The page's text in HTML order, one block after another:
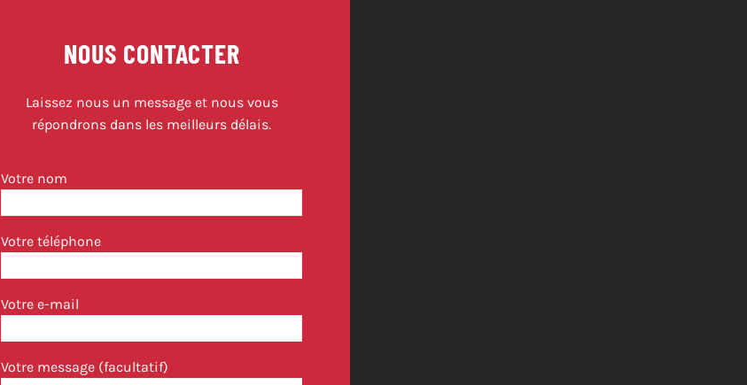
NOUS CONTACTER
Laissez nous un message et nous vous
répondrons dans les meilleurs délais.
Votre nom
Votre téléphone
Votre e-mail
Votre message (facultatif)